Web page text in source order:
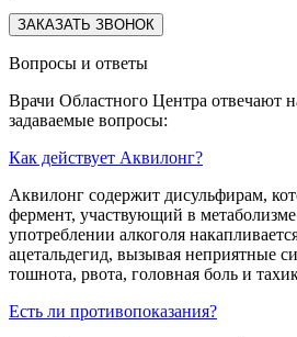
Вопросы и ответы
Врачи Областного Центра отвечают
задаваемые вопросы:
Как действует Аквилонг?
Аквилонг содержит дисульфирам,
фермент, участвующий в
употреблении алкоголя
ацетальдегид, вызывая неприятные
тошнота, рвота, головная боль и
Есть ли противопоказания?